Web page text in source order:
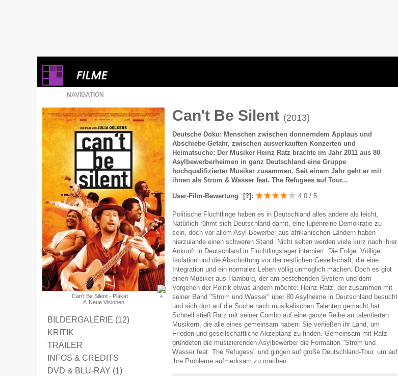
NAVIGATION
Can't Be Silent - Plakat
© Neue Visionen
BILDERGALERIE (12)
KRITIK
TRAILER
INFOS & CREDITS
DVD & BLU-RAY (1)
Can't Be Silent (2013)
Deutsche Doku: Menschen zwischen donnerndem Applaus und
Abschiebe-Gefahr, zwischen ausverkauften Konzerten und
Heimatsuche: Der Musiker Heinz Ratz brachte im Jahr 2011 aus 80
Asylbewerberheimen in ganz Deutschland eine Gruppe
hochqualifizierter Musiker zusammen. Seit einem Jahr geht er mit
ihnen als Strom & Wasser feat. The Refugees auf Tour...
User-Film-Bewertung [?] : 4.0 / 5
Politische Flüchtlinge haben es in Deutschland alles andere als leicht.
Natürlich rühmt sich Deutschland damit, eine lupenreine Demokratie zu
sein, doch vor allem Asyl-Bewerber aus afrikanischen Ländern haben
hierzulande einen schweren Stand. Nicht selten werden viele kurz nach ihrer
Ankunft in Deutschland in Flüchtlingslager interniert. Die Folge: Völlige
Isolation und die Abschottung vor der restlichen Gesellschaft, die eine
Integration und ein normales Leben völlig unmöglich machen. Doch es gibt
einen Musiker aus Hamburg, der am bestehenden System und dem
Vorgehen der Politik etwas ändern möchte: Heinz Ratz, der zusammen mit
seiner Band "Strom und Wasser" über 80 Asylheime in Deutschland besucht
und sich dort auf die Suche nach musikalischen Talenten gemacht hat.
Schnell stieß Ratz mit seiner Combo auf eine ganze Reihe an talentierten
Musikern, die alle eines gemeinsam haben: Sie verließen ihr Land, um
Frieden und gesellschaftliche Akzeptanz zu finden. Gemeinsam mit Ratz
gründeten die musizierenden Asylbewerber die Formation "Strom und
Wasser feat. The Refugess" und gingen auf große Deutschland-Tour, um auf
ihre Probleme aufmerksam zu machen.